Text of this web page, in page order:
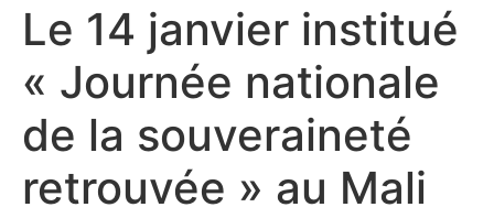
Le 14 janvier institué
« Journée nationale
de la souveraineté
retrouvée » au Mali